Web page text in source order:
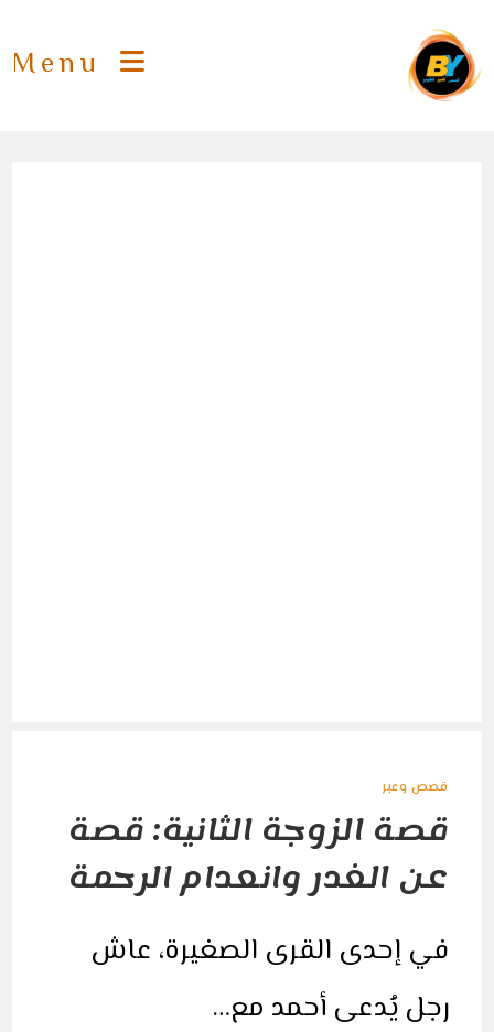
content
Menu
قصص وعبر
قصة الزوجة الثانية: قصة
عن الغدر وانعدام الرحمة
في إحدى القرى الصغيرة، عاش
رجل يُدعى أحمد مع…